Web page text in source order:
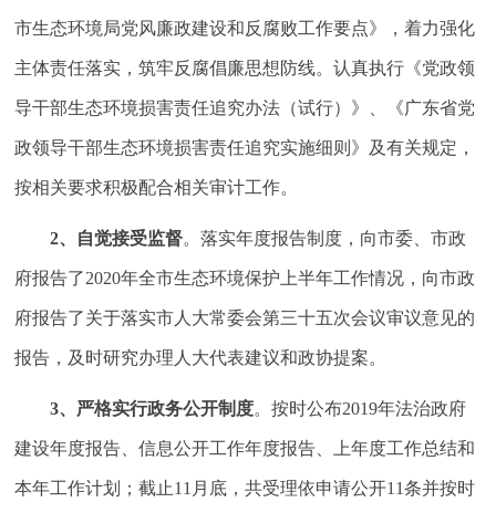
市生态环境局党风廉政建设和反腐败工作要点》，着力强化
主体责任落实，筑牢反腐倡廉思想防线。认真执行《党政领
导干部生态环境损害责任追究办法（试行）》、《广东省党
政领导干部生态环境损害责任追究实施细则》及有关规定，
按相关要求积极配合相关审计工作。
2、自觉接受监督。落实年度报告制度，向市委、市政
府报告了2020年全市生态环境保护上半年工作情况，向市政
府报告了关于落实市人大常委会第三十五次会议审议意见的
报告，及时研究办理人大代表建议和政协提案。
3、严格实行政务公开制度。按时公布2019年法治政府
建设年度报告、信息公开工作年度报告、上年度工作总结和
本年工作计划；截止11月底，共受理依申请公开11条并按时